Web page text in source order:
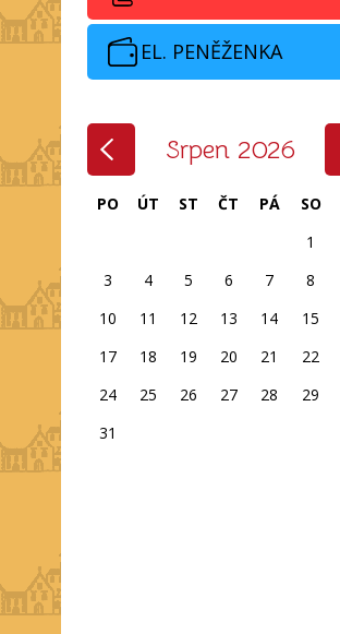
EL. PENĚŽENKA
Srpen 2026
PO ÚT ST ČT PÁ SO
1
3
4 5 6 7 8
10
11 12 13 14 15
17
18 19 20 21 22
24
25 26 27 28 29
31